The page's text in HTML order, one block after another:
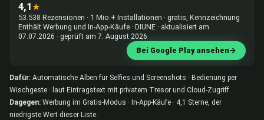
4,1★
53.538 Rezensionen · 1 Mio.+ Installationen · gratis, Kennzeichnung
Enthält Werbung und In-App-Käufe · DIUNE · aktualisiert am
07.07.2026 · geprüft am 7. August 2026
Bei Google Play ansehen→
Dafür: Automatische Alben für Selfies und Screenshots · Bedienung per
Wischgeste · laut Eintragstext mit privatem Tresor und Cloud-Zugriff.
Dagegen: Werbung im Gratis-Modus · In-App-Käufe · 4,1 Sterne, der
niedrigste Wert dieser Liste.